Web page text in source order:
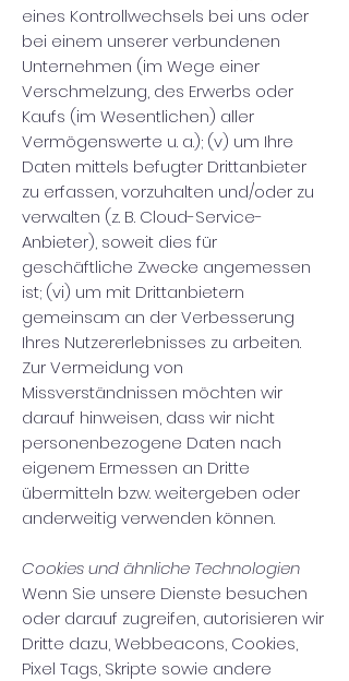
eines Kontrollwechsels bei uns oder
bei einem unserer verbundenen
Unternehmen (im Wege einer
Verschmelzung, des Erwerbs oder
Kaufs (im Wesentlichen) aller
Vermögenswerte u. a.); (v) um Ihre
Daten mittels befugter Drittanbieter
zu erfassen, vorzuhalten und/oder zu
verwalten (z. B. Cloud-Service-
Anbieter), soweit dies für
geschäftliche Zwecke angemessen
ist; (vi) um mit Drittanbietern
gemeinsam an der Verbesserung
Ihres Nutzererlebnisses zu arbeiten.
Zur Vermeidung von
Missverständnissen möchten wir
darauf hinweisen, dass wir nicht
personenbezogene Daten nach
eigenem Ermessen an Dritte
übermitteln bzw. weitergeben oder
anderweitig verwenden können.
Cookies und ähnliche Technologien
Wenn Sie unsere Dienste besuchen
oder darauf zugreifen, autorisieren wir
Dritte dazu, Webbeacons, Cookies,
Pixel Tags, Skripte sowie andere